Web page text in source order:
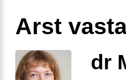
Arst
dr